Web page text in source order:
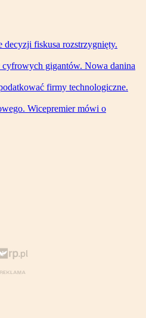
decyzji fiskusa rozstrzygnięty.
cyfrowych gigantów. Nowa danina
firmy technologiczne.
Wicepremier mówi o